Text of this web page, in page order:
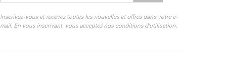
Inscrivez-vous et recevez toutes les nouvelles et offres dans votre e-
mail. En vous inscrivant, vous acceptez nos conditions d'utilisation.